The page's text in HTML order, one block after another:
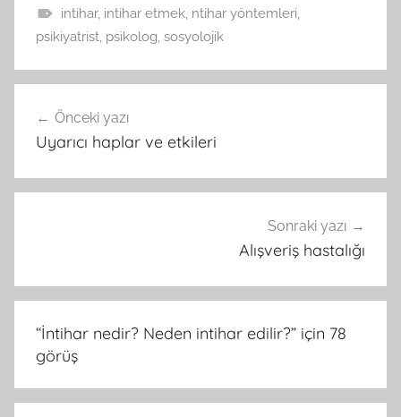
intihar, intihar etmek, ntihar yöntemleri,
psikiyatrist, psikolog, sosyolojik
gezinmesi
Önceki yazı
Uyarıcı haplar ve etkileri
Sonraki yazı
Alışveriş hastalığı
“İntihar nedir? Neden intihar edilir?” için 78
görüş